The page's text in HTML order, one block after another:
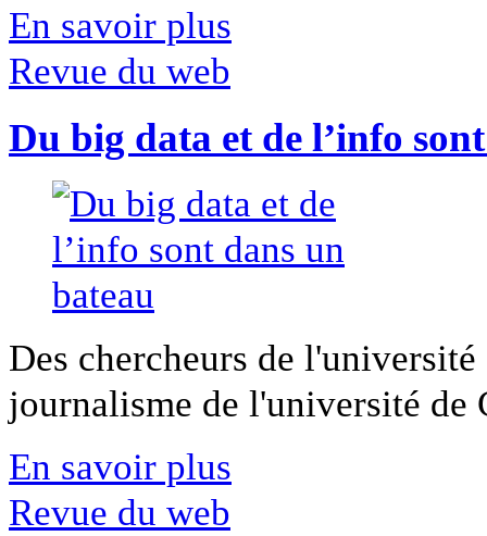
En savoir plus
Revue du web
Du big data et de l’info
Des chercheurs de
journalisme de l'université
En savoir plus
Revue du web